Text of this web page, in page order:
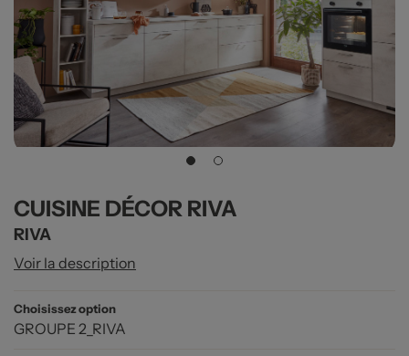
CUISINE DÉCOR RIVA
RIVA
Voir la description
Choisissez option
GROUPE 2_RIVA